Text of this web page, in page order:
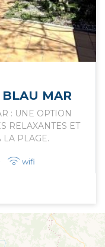
BLAU MAR
: UNE OPTION
RELAXANTES ET
LA PLAGE.
wifi